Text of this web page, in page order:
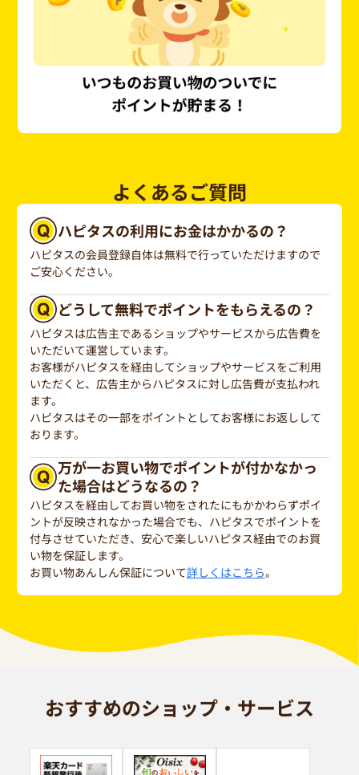
よくあるご質問
ハピタスの利用にお金はかかるの？
ハピタスの会員登録自体は無料で行っていただけますので
ご安心ください。
どうして無料でポイントをもらえるの？
ハピタスは広告主であるショップやサービスから広告費を
いただいて運営しています。
お客様がハピタスを経由してショップやサービスをご利用
いただくと、広告主からハピタスに対し広告費が支払われ
ます。
ハピタスはその一部をポイントとしてお客様にお返しして
おります。
万が一お買い物でポイントが付かなかっ
た場合はどうなるの？
ハピタスを経由してお買い物をされたにもかかわらずポイ
ントが反映されなかった場合でも、ハピタスでポイントを
付与させていただき、安心で楽しいハピタス経由でのお買
い物を保証します。
お買い物あんしん保証について詳しくはこちら。
おすすめのショップ・サービス